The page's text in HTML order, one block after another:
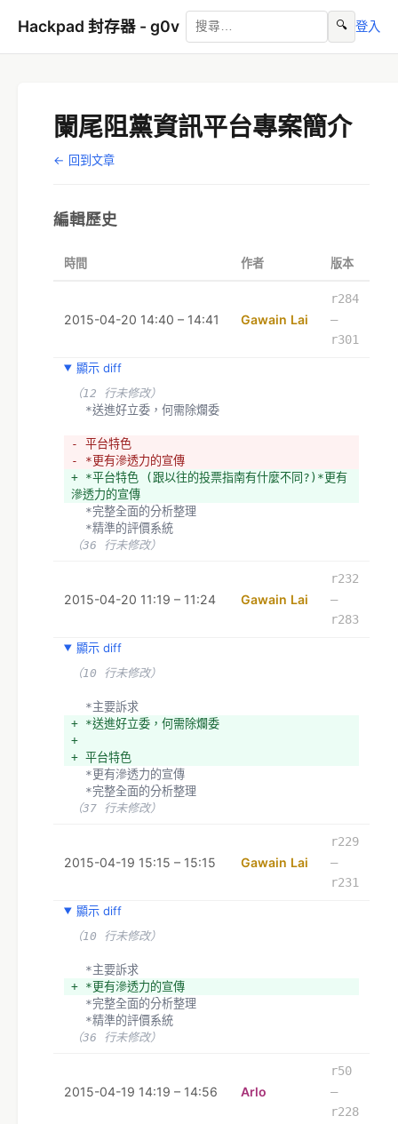
Hackpad 封存器 - g0v 🔍 登入
闌尾阻黨資訊平台專案簡介
← 回到文章
編輯歷史
時間 作者 版本
2015-04-20 14:40 – 14:41 Gawain Lai
r284
–
r301
顯示 diff
（12 行未修改）
  *送進好立委，何需除爛委
- 平台特色
- *更有滲透力的宣傳
+ *平台特色 (跟以往的投票指南有什麼不同?)*更有
滲透力的宣傳
  *完整全面的分析整理
  *精準的評價系統
（36 行未修改）
2015-04-20 11:19 – 11:24 Gawain Lai
r232
–
r283
顯示 diff
（10 行未修改）
  *主要訴求
+ *送進好立委，何需除爛委
+
+ 平台特色
  *更有滲透力的宣傳
  *完整全面的分析整理
（37 行未修改）
2015-04-19 15:15 – 15:15 Gawain Lai
r229
–
r231
顯示 diff
（10 行未修改）
  *主要訴求
+ *更有滲透力的宣傳
  *完整全面的分析整理
  *精準的評價系統
（36 行未修改）
2015-04-19 14:19 – 14:56 Arlo
r50
–
r228